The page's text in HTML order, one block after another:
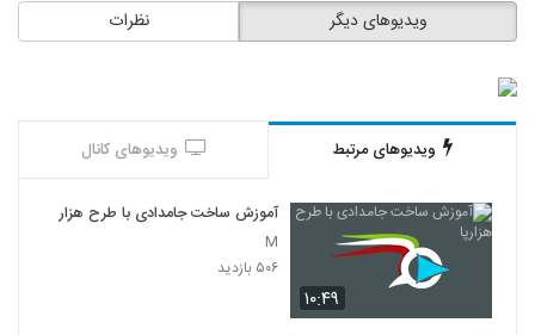
نظرات ویدیوهای دیگر
ویدیوهای مرتبط ویدیوهای کانال
۱۰:۴۹
آموزش ساخت جامدادی با طرح هزارپا
M
۵۰۶ بازدید